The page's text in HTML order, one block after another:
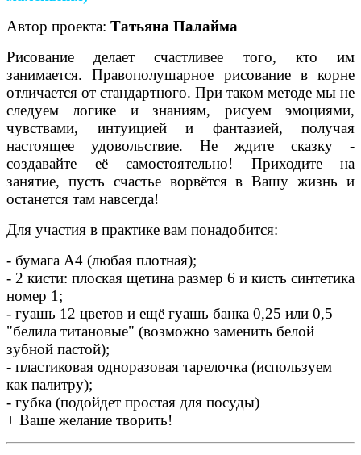
Автор проекта: Татьяна Палайма
Рисование делает счастливее того, кто им
занимается. Правополушарное рисование в корне
отличается от стандартного. При таком методе мы не
следуем логике и знаниям, рисуем эмоциями,
чувствами, интуицией и фантазией, получая
настоящее удовольствие. Не ждите сказку -
создавайте её самостоятельно! Приходите на
занятие, пусть счастье ворвётся в Вашу жизнь и
останется там навсегда!
Для участия в практике вам понадобится:
- бумага А4 (любая плотная);
- 2 кисти: плоская щетина размер 6 и кисть синтетика
номер 1;
- гуашь 12 цветов и ещё гуашь банка 0,25 или 0,5
"белила титановые" (возможно заменить белой
зубной пастой);
- пластиковая одноразовая тарелочка (используем
как палитру);
- губка (подойдет простая для посуды)
+ Ваше желание творить!